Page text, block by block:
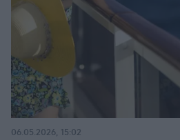
06.05.2026, 15:02